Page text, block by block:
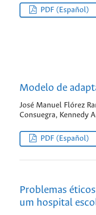
PDF (Español)
Modelo de
José Manuel Flórez
Consuegra, Kennedy
PDF (Español)
Problemas
um hospital